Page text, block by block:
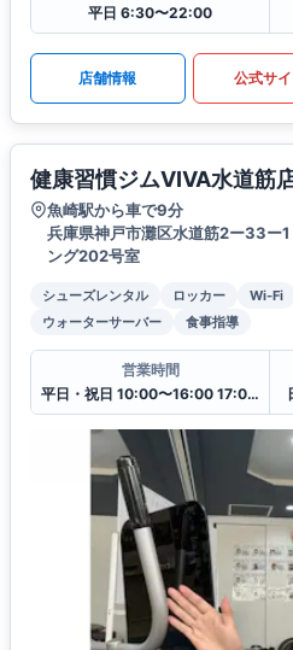
平日 6:30〜22:00
店舗情報 公式サイ
健康習慣ジムVIVA水道筋
魚崎駅から車で9分
兵庫県神戸市灘区水道筋2ー33ー
ング202号室
シューズレンタル ロッカー Wi-Fi
ウォーターサーバー
食事指導
営業時間
平日・祝日 10:00〜16:00 17:00〜21:00